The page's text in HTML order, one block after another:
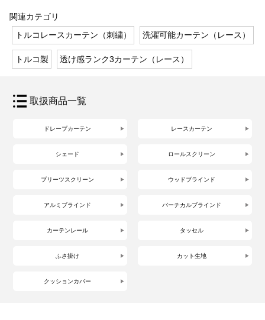
関連カテゴリ
トルコレースカーテン（刺繍）
洗濯可能カーテン（レース）
トルコ製 透け感ランク3カーテン（レース）
取扱商品一覧
ドレープカーテン レースカーテン
シェード ロールスクリーン
プリーツスクリーン ウッドブラインド
アルミブラインド バーチカルブラインド
カーテンレール タッセル
ふさ掛け カット生地
クッションカバー